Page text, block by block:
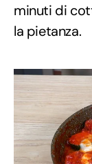
minuti di
la pietanza.